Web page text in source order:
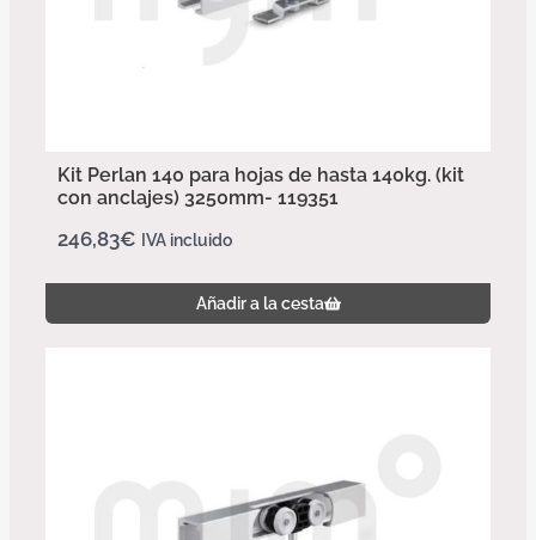
Kit Perlan 140 para hojas de hasta 140kg. (kit
con anclajes) 3250mm- 119351
246,83€ IVA incluido
Añadir a la cesta